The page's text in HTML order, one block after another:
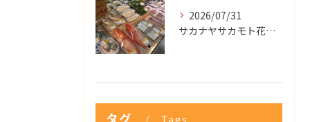
2026/07/31
サカナヤサカモト花園店
タグ Tags